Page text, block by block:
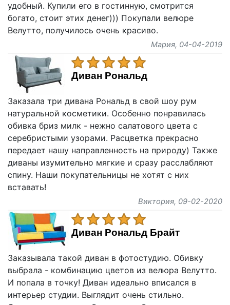
удобный. Купили его в гостинную, смотрится
богато, стоит этих денег))) Покупали велюре
Велутто, получилось очень красиво.
Мария, 04-04-2019
Диван Рональд
Заказала три дивана Рональд в свой шоу рум
натуральной косметики. Особенно понравилась
обивка бриз милк - нежно салатового цвета с
серебристыми узорами. Расцветка прекрасно
передает нашу направленность на природу) Также
диваны изумительно мягкие и сразу расслабляют
спину. Наши покупательницы не хотят с них
вставать!
Виктория, 09-02-2020
Диван Рональд Брайт
Заказывала такой диван в фотостудию. Обивку
выбрала - комбинацию цветов из велюра Велутто.
И попала в точку! Диван идеально вписался в
интерьер студии. Выглядит очень стильно.